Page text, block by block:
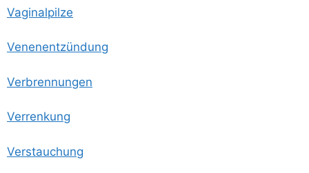
Vagi­nal­pil­ze
Venen­ent­zün­dung
Ver­bren­nun­gen
Ver­ren­kung
Ver­stau­chung